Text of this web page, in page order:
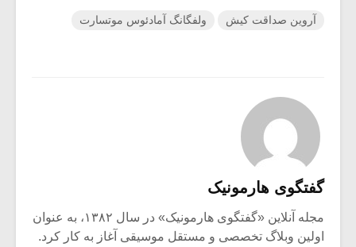
آروین صداقت کیش ولفگانگ آمادئوس موتسارت
گفتگوی هارمونیک
مجله آنلاین «گفتگوی هارمونیک» در سال ۱۳۸۲، به عنوان
اولین وبلاگ تخصصی و مستقل موسیقی آغاز به کار کرد.